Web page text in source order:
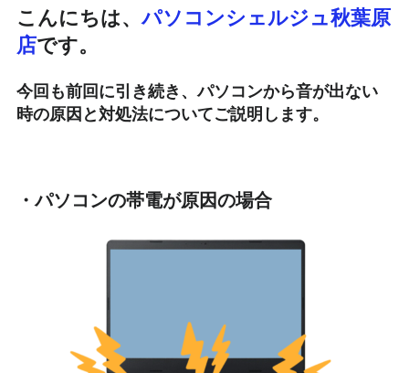
こんにちは、パソコンシェルジュ秋葉原
店です。
今回も前回に引き続き、パソコンから音が出ない
時の原因と対処法についてご説明します。
・パソコンの帯電が原因の場合